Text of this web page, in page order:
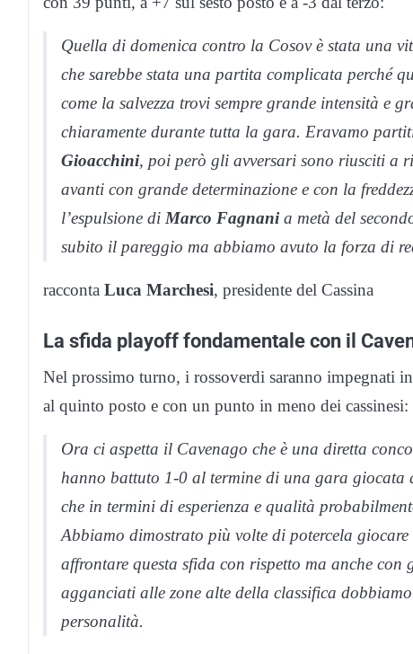
Quella di domenica contro la Cosov è stata una
che sarebbe stata una partita complicata perché
come la salvezza trovi sempre grande intensità e
chiaramente durante tutta la gara. Eravamo
Gioacchini, poi però gli avversari sono riusciti a
avanti con grande determinazione e con la
l’espulsione diMarco Fagnania metà del
subito il pareggio ma abbiamo avuto la forza di
racconta Luca Marchesi, presidente del Cassina
La sfida playoff fondamentale con il
Nel prossimo turno, i rossoverdi saranno impegnati
al quinto posto e con un punto in meno dei cassinesi:
Ora ci aspetta il Cavenago che è una diretta
hanno battuto 1-0 al termine di una gara
che in termini di esperienza e qualità
Abbiamo dimostrato più volte di potercela
affrontare questa sfida con rispetto ma anche
agganciati alle zone alte della classifica
personalità.